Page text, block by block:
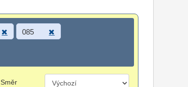
085
Směr